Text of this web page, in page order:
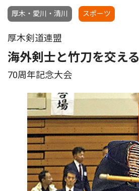
厚木・愛川・清川 スポーツ
厚木剣道連盟
海外剣士と竹刀を交える
70周年記念大会